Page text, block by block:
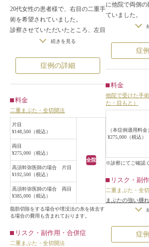
20代女性の患者様で、右目の二重手
術を希望されていました。
診察させていただいたところ、左目
は綺麗な天然の二重まぶただったの
らかな左右差がありました。
患者様のご希望は、右目を切開法で
二重にし、半永久的にとれない左右
たので、右目の二重まぶた全切開法
を行うことになりました。
なるべく左右対称になるように、左
目のラインに合わせてデザインし、
切開しました。
特別余分な脂肪はなかったので、脂
肪の除去はしませんでした。
手術後はほぼ左右対称の自然な二重
になりました。
続きを見る
症例の詳細
料金
二重まぶた・全切開法
片目
¥148,500（税込）
全院
両目
¥275,000（税込）
高須幹弥医師の場合 片目
¥192,500（税込）
高須幹弥医師の場合 両目
¥385,000（税込）
脂肪切除をする場合や埋没法の糸を抜去す
る場合の費用も含まれております。
リスク・副作用・合併症
二重まぶた・全切開法
に他院で両側
ていました。
患者様のご要
と幅の広い二
広げてほしい
6mmの位置に切
末広型の二重の
いました。
手術は、二重
て、幅を広げ
の約2mm上で
い二重を作成
た。
乗り越えて、平
した。
手術前に比べ、
分に幅が見え
症
料金
他院で受けた手
た・目もと）
（本症例適用料金
¥275,000（税込）
※診察にてご確認
リスク・副
二重まぶた・全
まぶたの強い腫
内出
不自然な二重
/仕
症